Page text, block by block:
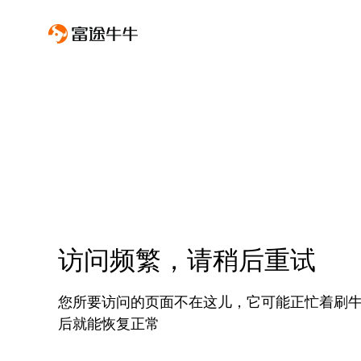
访问频繁，请稍后重试
您所要访问的页面不在这儿，它可能正忙着刷
后就能恢复正常